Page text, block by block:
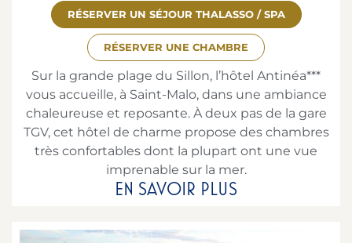
RÉSERVER UN SÉJOUR THALASSO / SPA
RÉSERVER UNE CHAMBRE
Sur la grande plage du Sillon, l’hôtel Antinéa***
vous accueille, à Saint-Malo, dans une ambiance
chaleureuse et reposante. À deux pas de la gare
TGV, cet hôtel de charme propose des chambres
très confortables dont la plupart ont une vue
imprenable sur la mer.
EN SAVOIR PLUS